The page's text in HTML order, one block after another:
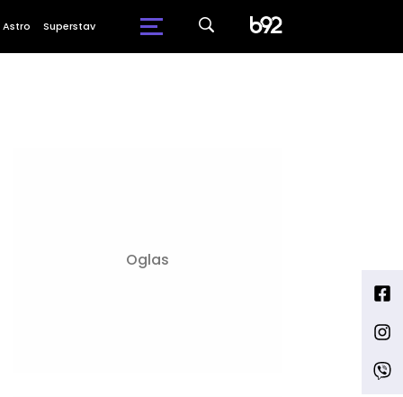
Astro Superstav